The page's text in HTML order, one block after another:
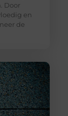
Door
en
de